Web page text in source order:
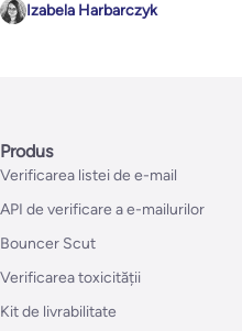
Izabela Harbarczyk
Produs
Verificarea listei de e-mail
API de verificare a e-mailurilor
Bouncer Scut
Verificarea toxicității
Kit de livrabilitate